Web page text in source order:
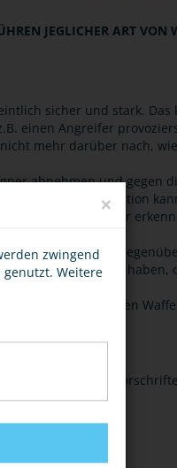
JEGLICHER ART VON
sicher und stark.
einen Angreifer
mehr darüber nach,
abnehmen und gegen
d.h. die Situation
die Polizei schwer
du damit dein
Folgen für dich
nicht von echten
schießt.
und
×
zwingend
Weitere